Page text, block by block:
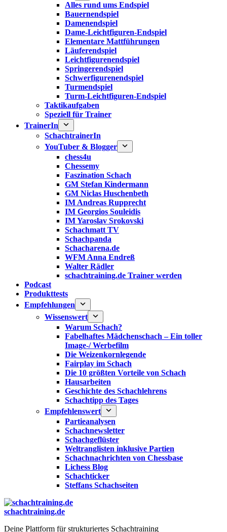
Alles rund ums Endspiel
Bauernendspiel
Damenendspiel
Dame-Leichtfiguren-Endspiel
Elementare Mattführungen
Läuferendspiel
Leichtfigurenendspiel
Springerendspiel
Schwerfigurenendspiel
Turmendspiel
Turm-Leichtfiguren-Endspiel
Taktikaufgaben
Speziell für Trainer
TrainerIn
SchachtrainerIn
YouTuber & Blogger
chess4u
Chessemy
Faszination Schach
GM Stefan Kindermann
GM Niclas Huschenbeth
IM Andreas Rupprecht
IM Georgios Souleidis
IM Yaroslav Srokovski
Schachmatt TV
Schachpanda
Schacharena.de
WFM Anna Endreß
Walter Rädler
schachtraining.de Trainer werden
Podcast
Produkttests
Empfehlungen
Wissenswert
Warum Schach?
Fabelhaftes Mädchenschach – Ein toller
Image-/ Werbefilm
Die Weizenkornlegende
Fairplay im Schach
Die 10 größten Vorteile von Schach‎
Hausarbeiten
Geschichte des Schachlehrens
Schachtipp des Tages
Empfehlenswert
Partieanalysen
Schachnewsletter
Schachgeflüster
Weltranglisten inklusive Partien
Schachnachrichten von Chessbase
Lichess Blog
Schachticker
Steffans Schachseiten
schachtraining.de
Deine Plattform für strukturiertes Schachtraining